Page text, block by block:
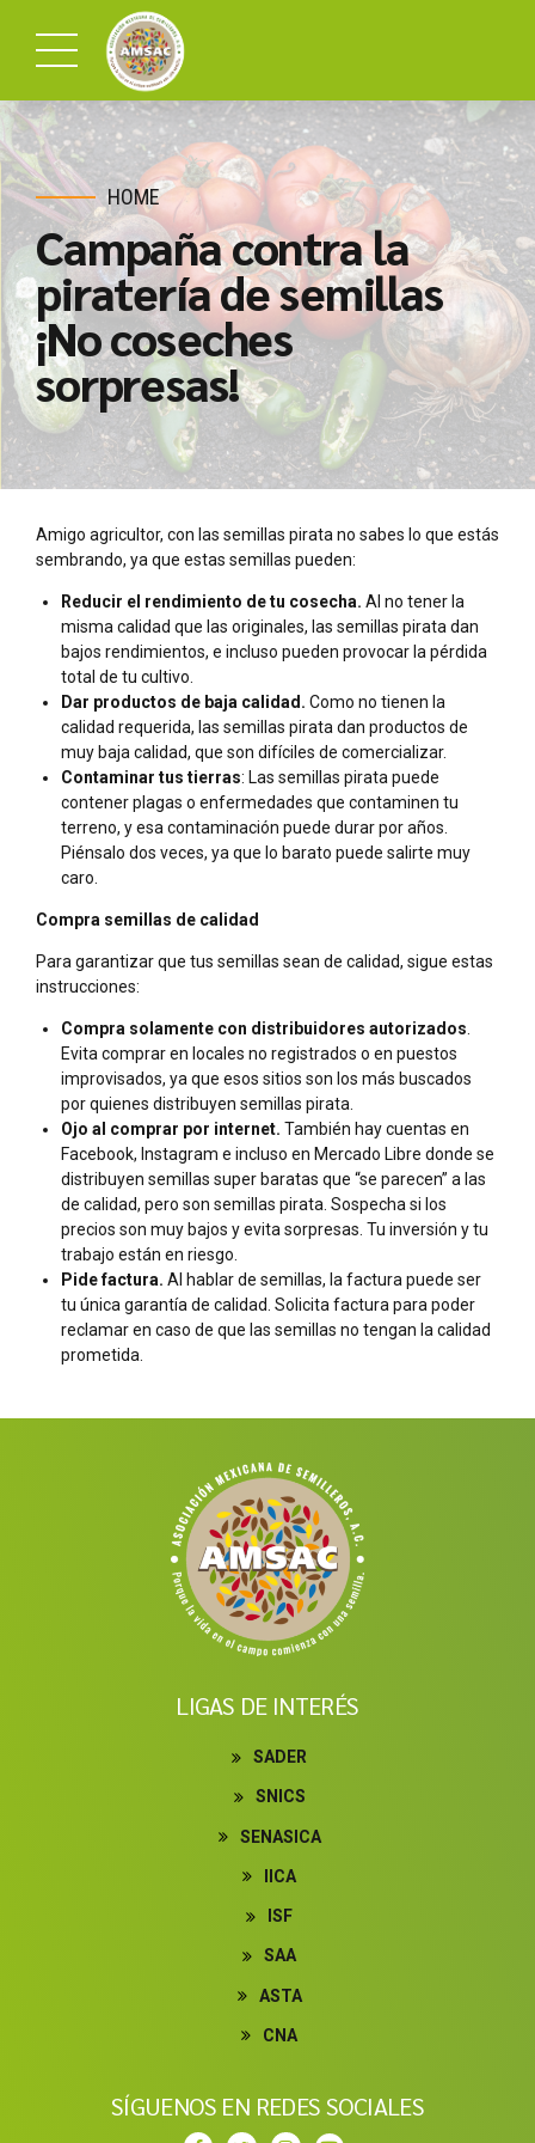
HOME
Campaña contra la
piratería de semillas
¡No coseches
sorpresas!
Amigo agricultor, con las semillas pirata no sabes lo que estás
sembrando, ya que estas semillas pueden:
Reducir el rendimiento de tu cosecha. Al no tener la
misma calidad que las originales, las semillas pirata dan
bajos rendimientos, e incluso pueden provocar la pérdida
total de tu cultivo.
Dar productos de baja calidad. Como no tienen la
calidad requerida, las semillas pirata dan productos de
muy baja calidad, que son difíciles de comercializar.
Contaminar tus tierras: Las semillas pirata puede
contener plagas o enfermedades que contaminen tu
terreno, y esa contaminación puede durar por años.
Piénsalo dos veces, ya que lo barato puede salirte muy
caro.
Compra semillas de calidad
Para garantizar que tus semillas sean de calidad, sigue estas
instrucciones:
Compra solamente con distribuidores autorizados
Evita comprar en locales no registrados o en puestos
improvisados, ya que esos sitios son los más buscados
por quienes distribuyen semillas pirata.
Ojo al comprar por internet. También hay cuentas en
Facebook, Instagram e incluso en Mercado Libre donde se
distribuyen semillas super baratas que “se parecen” a las
de calidad, pero son semillas pirata. Sospecha si los
precios son muy bajos y evita sorpresas. Tu inversión y tu
trabajo están en riesgo.
Pide factura. Al hablar de semillas, la factura puede ser
tu única garantía de calidad. Solicita factura para poder
reclamar en caso de que las semillas no tengan la calidad
prometida.
LIGAS DE INTERÉS
SADER
SNICS
SENASICA
IICA
ISF
SAA
ASTA
CNA
SÍGUENOS EN REDES SOCIALES